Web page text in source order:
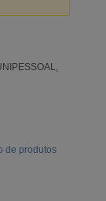
de produtos